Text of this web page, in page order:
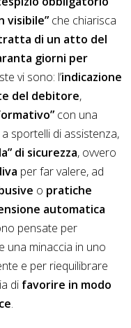
visibile” che chiarisca
di un atto del
giorni per
vi sono: l’indicazione
del debitore,
con una
sportelli di assistenza,
di sicurezza, ovvero
per far valere, ad
o pratiche
automatica
pensate per
minaccia in uno
e per riequilibrare
di favorire in modo
.